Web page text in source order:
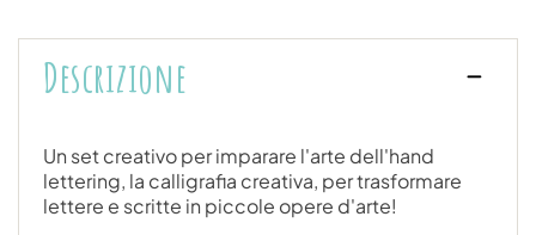
Descrizione
Un set creativo per imparare l'arte dell'hand
lettering, la calligrafia creativa, per trasformare
lettere e scritte in piccole opere d'arte!